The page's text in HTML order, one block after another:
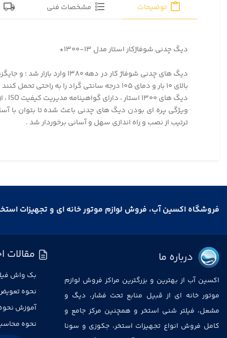
توضیحات مشخصات فنی
دیگ چدنی شوفاژکار استار مدل ۱۳-۱۳۰۰*
دیگ های چدنی شوفاژ کار
بالای ۱۰ بار و دمای ۱۰۵ درجه سانتی گراد را به راحتی تحمل کنند و برای استفاده در برج ها و ساختمان های بزرگ کارآیی دارند .
دیگ های ۱۳۰۰ استار ، دارای گواهینامه مدیریت کیفیت ISO ، از کشور سوئیس می باشند .
ویژگی پره ای بودن دیگ های چدنی باعث شده تا بتوان با
ترتیب از نصب و راه اندازی سهل و آسانی برخوردار شد .
فروشگاه اکسین آب، فروش لوازم موتور خانه ای و تجهیزات
درباره ما
اکسین آب از بهترین و بزرگترین مراکز فروش لوازم
موتور خانه ای از قبیل منابع تحت فشار، دیگ و
مشعل، فیلتر شنی استخر و همچنین مرکز جامع و
کامل فروش انواع تجهیزات استخر، جکوزی و سونا
مقالات
بک واش
نحوه
آموزش
نحوه